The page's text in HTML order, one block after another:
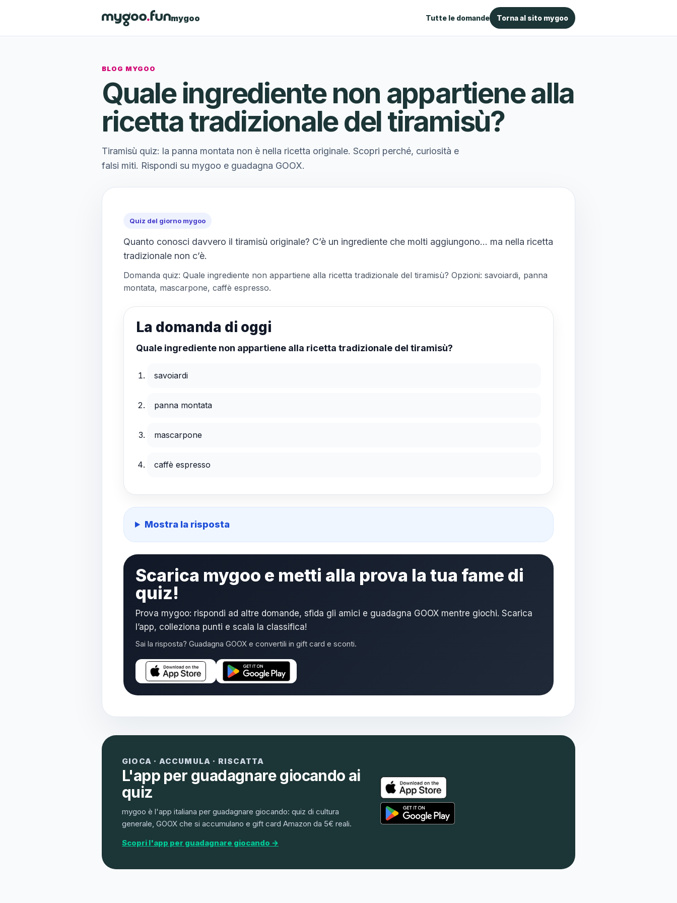
mygoo Tutte le domande Torna al sito mygoo
BLOG MYGOO
Quale ingrediente non appartiene alla
ricetta tradizionale del tiramisù?
Tiramisù quiz: la panna montata non è nella ricetta originale. Scopri perché, curiosità e
falsi miti. Rispondi su mygoo e guadagna GOOX.
Quiz del giorno mygoo
Quanto conosci davvero il tiramisù originale? C’è un ingrediente che molti aggiungono… ma nella ricetta
tradizionale non c’è.
Domanda quiz: Quale ingrediente non appartiene alla ricetta tradizionale del tiramisù? Opzioni: savoiardi, panna
montata, mascarpone, caffè espresso.
La domanda di oggi
Quale ingrediente non appartiene alla ricetta tradizionale del tiramisù?
savoiardi
panna montata
mascarpone
caffè espresso
Mostra la risposta
Scarica mygoo e metti alla prova la tua fame di
quiz!
Prova mygoo: rispondi ad altre domande, sfida gli amici e guadagna GOOX mentre giochi. Scarica
l’app, colleziona punti e scala la classifica!
Sai la risposta? Guadagna GOOX e convertili in gift card e sconti.
GIOCA · ACCUMULA · RISCATTA
L'app per guadagnare giocando ai
quiz
mygoo è l'app italiana per guadagnare giocando: quiz di cultura
generale, GOOX che si accumulano e gift card Amazon da 5€ reali.
Scopri l'app per guadagnare giocando →